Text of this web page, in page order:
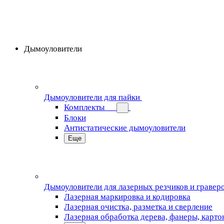
Дымоуловители
Дымоуловители для пайки
Комплекты
Блоки
Антистатические дымоуловители
Еще
Дымоуловители для лазерных резчиков и
Лазерная маркировка и кодировка
Лазерная очистка, разметка и сверление
Лазерная обработка дерева, фанеры,